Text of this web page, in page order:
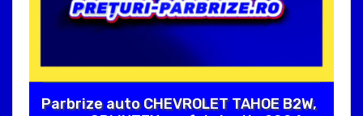
Parbrize auto CHEVROLET TAHOE B2W,